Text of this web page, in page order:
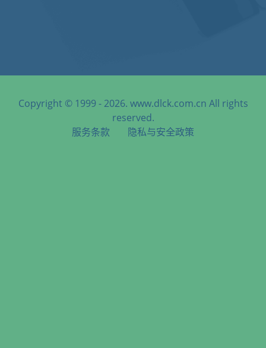
Copyright © 1999 - 2026. www.dlck.com.cn All rights
reserved.
服务条款
隐私与安全政策